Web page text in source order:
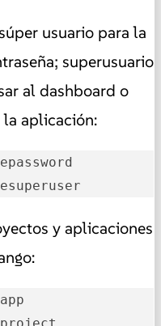
usuario para la
superusuario
al dashboard o
aplicación:
y aplicaciones